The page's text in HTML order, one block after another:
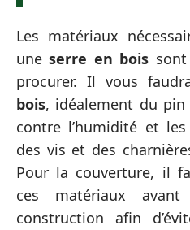
Les matériaux
uneserre en bois
procurer. Il vous
bois, idéalement du
contre l’humidité et
des vis et des
Pour la couverture, il
ces matériaux
construction afin